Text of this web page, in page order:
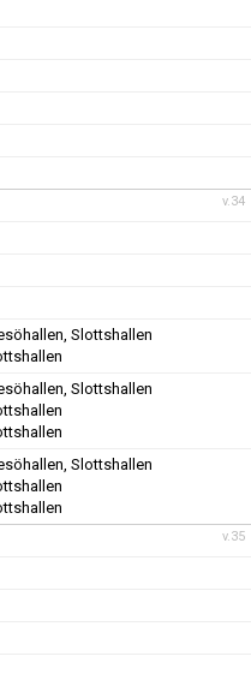
v.34
Slottshallen
Slottshallen
Slottshallen
v.35